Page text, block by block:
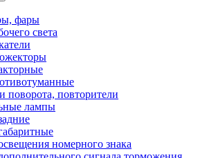
фары
света
поворота, повторители
лампы
номерного знака